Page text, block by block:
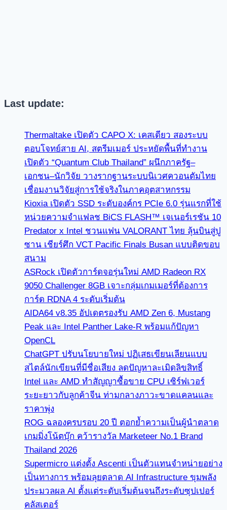
Last update:
Thermaltake เปิดตัว CAPO X: เคสเดียว สองระบบ
ตอบโจทย์สาย AI, สตรีมเมอร์ ประหยัดพื้นที่ทำงาน
เปิดตัว “Quantum Club Thailand” ผนึกภาครัฐ–
เอกชน–นักวิจัย วางรากฐานระบบนิเวศควอนตัมไทย
เชื่อมงานวิจัยสู่การใช้จริงในภาคอุตสาหกรรม
Kioxia เปิดตัว SSD ระดับองค์กร PCIe 6.0 รุ่นแรกที่ใช้
หน่วยความจำแฟลช BiCS FLASH™ เจเนอร์เรชัน 10
Predator x Intel ชวนแฟน VALORANT ไทย ลุ้นบินสู่ปู
ซาน เชียร์ศึก VCT Pacific Finals Busan แบบติดขอบ
สนาม
ASRock เปิดตัวการ์ดจอรุ่นใหม่ AMD Radeon RX
9050 Challenger 8GB เจาะกลุ่มเกมเมอร์ที่ต้องการ
การ์ด RDNA 4 ระดับเริ่มต้น
AIDA64 v8.35 อัปเดตรองรับ AMD Zen 6, Mustang
Peak และ Intel Panther Lake-R พร้อมแก้ปัญหา
OpenCL
ChatGPT ปรับนโยบายใหม่ ปฏิเสธเขียนเลียนแบบ
สไตล์นักเขียนที่มีชื่อเสียง ลดปัญหาละเมิดลิขสิทธิ์
Intel และ AMD ทำสัญญาซื้อขาย CPU เซิร์ฟเวอร์
ระยะยาวกับลูกค้าจีน ท่ามกลางภาวะขาดแคลนและ
ราคาพุ่ง
ROG ฉลองครบรอบ 20 ปี ตอกย้ำความเป็นผู้นำตลาด
เกมมิ่งโน้ตบุ๊ก คว้ารางวัล Marketeer No.1 Brand
Thailand 2026
Supermicro แต่งตั้ง Ascenti เป็นตัวแทนจำหน่ายอย่าง
เป็นทางการ พร้อมลุยตลาด AI Infrastructure ขุมพลัง
ประมวลผล AI ตั้งแต่ระดับเริ่มต้นจนถึงระดับซุปเปอร์
คลัสเตอร์